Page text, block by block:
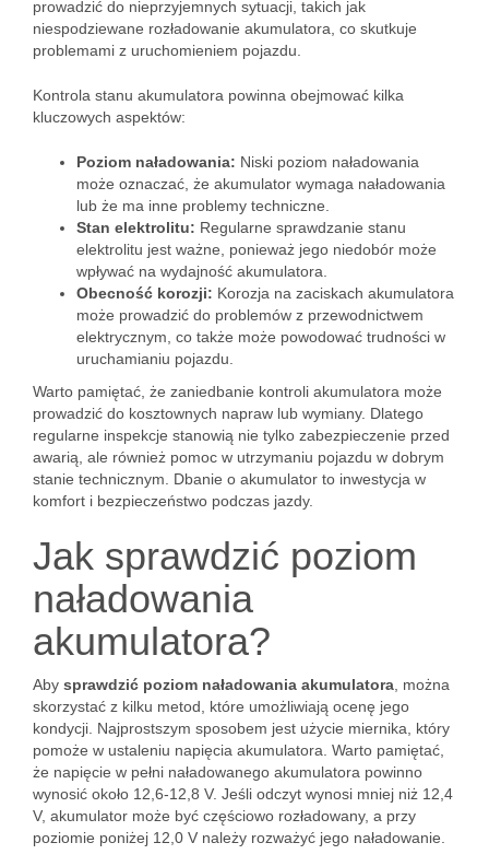
prowadzić do nieprzyjemnych sytuacji, takich jak
niespodziewane rozładowanie akumulatora, co skutkuje
problemami z uruchomieniem pojazdu.
Kontrola stanu akumulatora powinna obejmować kilka
kluczowych aspektów:
Poziom naładowania: Niski poziom naładowania
może oznaczać, że akumulator wymaga naładowania
lub że ma inne problemy techniczne.
Stan elektrolitu: Regularne sprawdzanie stanu
elektrolitu jest ważne, ponieważ jego niedobór może
wpływać na wydajność akumulatora.
Obecność korozji: Korozja na zaciskach akumulatora
może prowadzić do problemów z przewodnictwem
elektrycznym, co także może powodować trudności w
uruchamianiu pojazdu.
Warto pamiętać, że zaniedbanie kontroli akumulatora może
prowadzić do kosztownych napraw lub wymiany. Dlatego
regularne inspekcje stanowią nie tylko zabezpieczenie przed
awarią, ale również pomoc w utrzymaniu pojazdu w dobrym
stanie technicznym. Dbanie o akumulator to inwestycja w
komfort i bezpieczeństwo podczas jazdy.
Jak sprawdzić poziom
naładowania
akumulatora?
Aby sprawdzić poziom naładowania akumulatora , można
skorzystać z kilku metod, które umożliwiają ocenę jego
kondycji. Najprostszym sposobem jest użycie miernika, który
pomoże w ustaleniu napięcia akumulatora. Warto pamiętać,
że napięcie w pełni naładowanego akumulatora powinno
wynosić około 12,6-12,8 V. Jeśli odczyt wynosi mniej niż 12,4
V, akumulator może być częściowo rozładowany, a przy
poziomie poniżej 12,0 V należy rozważyć jego naładowanie.